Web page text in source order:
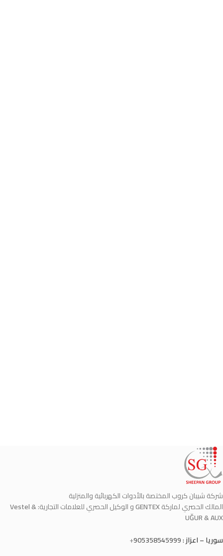
شركة شيبان كروب المختصة بالأدوات الكهربائية والمنزلية
المالك الحصري لماركةGENTEXو الوكيل الحصري للعلامات التجارية:Vestel &
UĞUR & AUX
سوريا – اعزاز :905358545999
+